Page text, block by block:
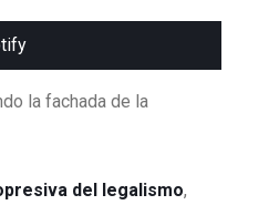
la fachada de la
del legalismo,